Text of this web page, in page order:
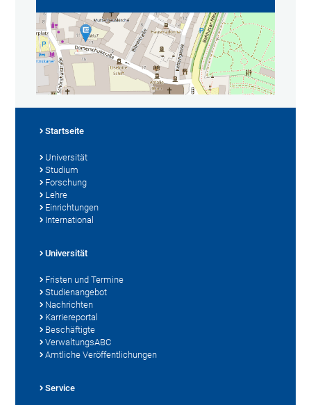
Startseite
Universität
Studium
Forschung
Lehre
Einrichtungen
International
Universität
Fristen und Termine
Studienangebot
Nachrichten
Karriereportal
Beschäftigte
VerwaltungsABC
Amtliche Veröffentlichungen
Service